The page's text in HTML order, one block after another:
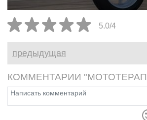
5.0/4
предыдущая
КОММЕНТАРИИ